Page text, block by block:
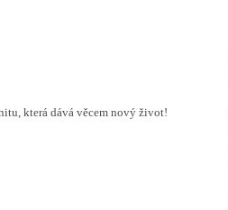
která dává věcem nový život!